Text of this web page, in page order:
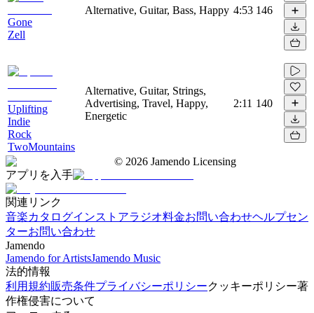
Gone
Zell
Alternative, Guitar, Bass, Happy 4:53 146
Uplifting
Indie
Rock
TwoMountains
Alternative, Guitar, Strings,
Advertising, Travel, Happy,
Energetic
2:11 140
© 2026 Jamendo Licensing
アプリを入手
関連リンク
音楽カタログインストアラジオ料金お問い合わせヘルプセン
ターお問い合わせ
Jamendo
Jamendo for ArtistsJamendo Music
法的情報
利用規約販売条件プライバシーポリシークッキーポリシー著
作権侵害について